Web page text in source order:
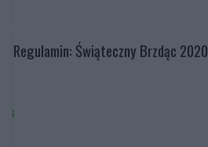
Regulamin: Świąteczny Brzdąc 2020